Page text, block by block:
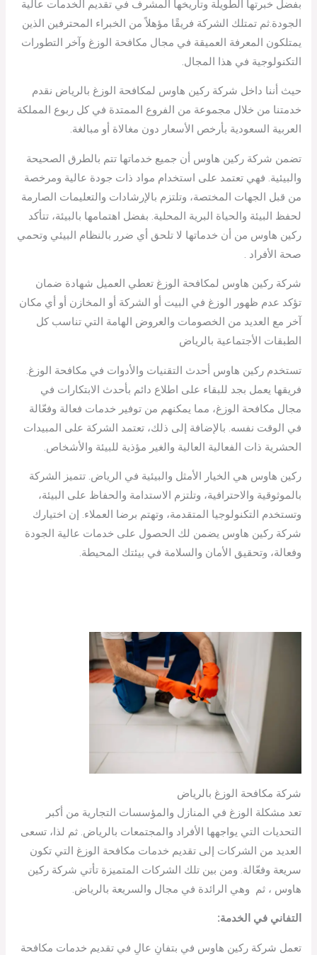
بفضل خبرتها الطويلة وتاريخها المشرف في تقديم الخدمات عالية
الجودة.ثم تمتلك الشركة فريقًا مؤهلاً من الخبراء المحترفين الذين
يمتلكون المعرفة العميقة في مجال مكافحة الوزغ وآخر التطورات
التكنولوجية في هذا المجال.
حيث أننا داخل شركة ركين هاوس لمكافحة الوزغ بالرياض نقدم
خدمتنا من خلال مجموعة من الفروع الممتدة في كل ربوع المملكة
العربية السعودية بأرخص الأسعار دون مغالاة أو مبالغة.
تضمن شركة ركين هاوس أن جميع خدماتها تتم بالطرق الصحيحة
والبيئية. فهي تعتمد على استخدام مواد ذات جودة عالية ومرخصة
من قبل الجهات المختصة، وتلتزم بالإرشادات والتعليمات الصارمة
لحفظ البيئة والحياة البرية المحلية. بفضل اهتمامها بالبيئة، تتأكد
ركين هاوس من أن خدماتها لا تلحق أي ضرر بالنظام البيئي وتحمي
صحة الأفراد .
شركة ركين هاوس لمكافحة الوزغ تعطي العميل شهادة ضمان
تؤكد عدم ظهور الوزغ في البيت أو الشركة أو المخازن أو أي مكان
آخر مع العديد من الخصومات والعروض الهامة التي تناسب كل
الطبقات الأجتماعية بالرياض
تستخدم ركين هاوس أحدث التقنيات والأدوات في مكافحة الوزغ.
فريقها يعمل بجد للبقاء على اطلاع دائم بأحدث الابتكارات في
مجال مكافحة الوزغ، مما يمكنهم من توفير خدمات فعالة وفعّالة
في الوقت نفسه. بالإضافة إلى ذلك، تعتمد الشركة على المبيدات
الحشرية ذات الفعالية العالية والغير مؤذية للبيئة والأشخاص.
ركين هاوس هي الخيار الأمثل والبيئية في الرياض. تتميز الشركة
بالموثوقية والاحترافية، وتلتزم الاستدامة والحفاظ على البيئة،
وتستخدم التكنولوجيا المتقدمة، وتهتم برضا العملاء. إن اختيارك
شركة ركين هاوس يضمن لك الحصول على خدمات عالية الجودة
وفعالة، وتحقيق الأمان والسلامة في بيئتك المحيطة.
شركة مكافحة الوزغ بالرياض
تعد مشكلة الوزغ في المنازل والمؤسسات التجارية من أكبر
التحديات التي يواجهها الأفراد والمجتمعات بالرياض. ثم لذا، تسعى
العديد من الشركات إلى تقديم خدمات مكافحة الوزغ التي تكون
سريعة وفعّالة. ومن بين تلك الشركات المتميزة تأتي شركة ركين
هاوس ، ثم وهي الرائدة في مجال والسريعة بالرياض.
التفاني في الخدمة:
تعمل شركة ركين هاوس في بتفانٍ عالٍ في تقديم خدمات مكافحة